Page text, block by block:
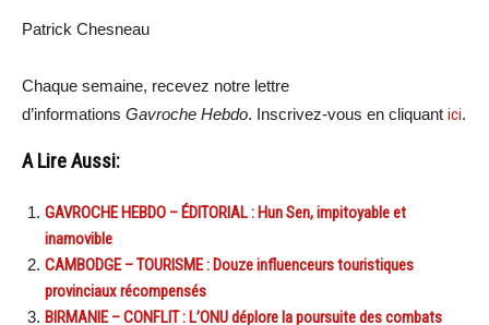
Patrick Chesneau
Chaque semaine, recevez notre lettre
d’informations Gavroche Hebdo. Inscrivez-vous en cliquant ici.
A Lire Aussi:
GAVROCHE HEBDO – ÉDITORIAL : Hun Sen, impitoyable et
inamovible
CAMBODGE – TOURISME : Douze influenceurs touristiques
provinciaux récompensés
BIRMANIE – CONFLIT : L’ONU déplore la poursuite des combats